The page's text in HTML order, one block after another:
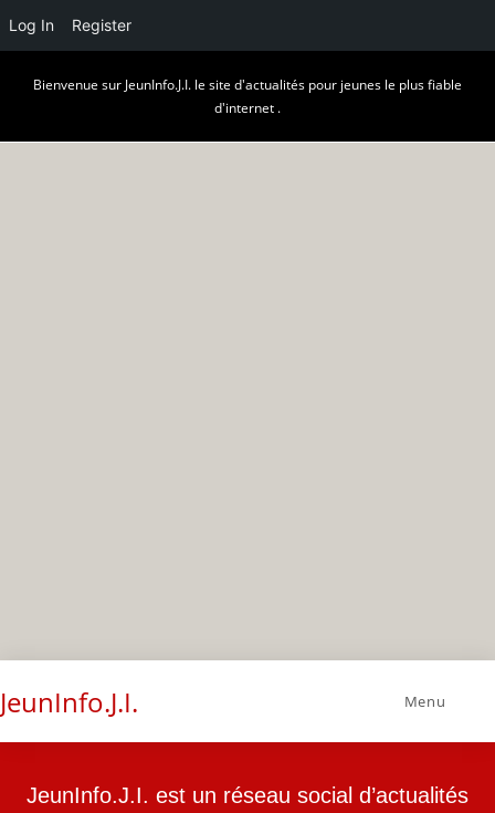
Log In Register
Bienvenue sur JeunInfo.J.I. le site d'actualités pour jeunes le plus fiable
d'internet .
JeunInfo.J.I. Menu
JeunInfo.J.I. est un réseau social d’actualités